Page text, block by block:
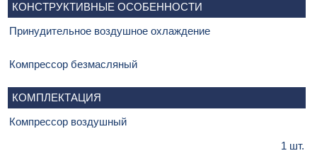
КОНСТРУКТИВНЫЕ ОСОБЕННОСТИ
Принудительное воздушное охлаждение
Компрессор безмасляный
КОМПЛЕКТАЦИЯ
Компрессор воздушный
1 шт.